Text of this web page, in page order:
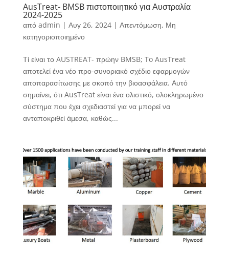
AusTreat- BMSB πιστοποιητικό για Αυστραλία
2024-2025
από admin | Αυγ 26, 2024| Απεντόμωση, Μη
κατηγοριοποιημένο
Τί είναι το AUSTREAT- πρώην BMSB; To AusTreat
αποτελεί ένα νέο προ-συνοριακό σχέδιο εφαρμογών
αποπαρασίτωσης με σκοπό την βιοασφάλεια. Αυτό
σημαίνει, ότι AusTreat είναι ένα ολιστικό, ολοκληρωμένο
σύστημα που έχει σχεδιαστεί για να μπορεί να
ανταποκριθεί άμεσα, καθώς...